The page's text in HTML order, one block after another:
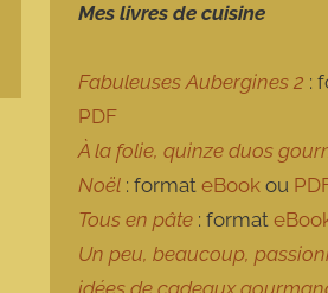
Mes livres de cuisine
Fabuleuses Aubergines 2 :
PDF
À la folie, quinze duos
Noël : formateBook ou
Tous en pâte : format
Un peu, beaucoup,